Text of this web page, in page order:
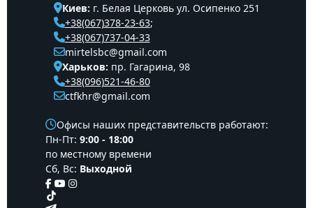
Киев: г. Белая Церковь ул. Осипенко 251
+38(067)378-23-63;
+38(067)737-04-33
mirtelsbc@gmail.com
Харьков: пр. Гагарина, 98
+38(096)521-46-80
ctfkhr@gmail.com
Офисы наших представительств работают:
Пн-Пт: 9:00 - 18:00
по местному времени
Сб, Вс: Выходной